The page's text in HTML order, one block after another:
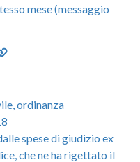
mese (messaggio
ordinanza
spese di giudizio ex
che ne ha rigettato il